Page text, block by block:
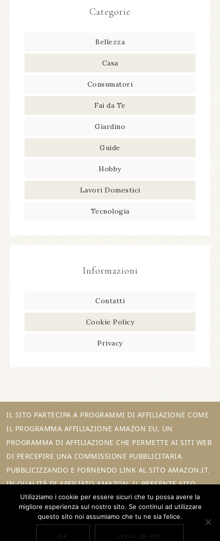
Categorie
Bellezza
Casa
Consumatori
Fai da Te
Giardino
Guide
Hobby
Lavori Domestici
Tecnologia
Informazioni
Contatti
Cookie Policy
Privacy
IL SITO PARTECIPA A PROGRAMMI DI AFFILIAZIONE COME
IL PROGRAMMA AFFILIAZIONE AMAZON EU, UN
PROGRAMMA DI AFFILIAZIONE CHE PERMETTE AI SITI WEB
DI PERCEPIRE UNA COMMISSIONE PUBBLICITARIA
PUBBLICIZZANDO E FORNENDO LINK AL SITO AMAZON.IT.
IN QUALITÀ DI AFFILIATO AMAZON, IL PRESENTE SITO
RICEVE UN GUADAGNO PER CIASCUN ACQUISTO IDONEO.
COPYRIGHT © 2026 · REFINED THEME ON GENESIS FRAMEWORK
Utilizziamo i cookie per essere sicuri che tu possa avere la
migliore esperienza sul nostro sito. Se continui ad utilizzare
questo sito noi assumiamo che tu ne sia felice.
OK LEGGI DI PIÙ